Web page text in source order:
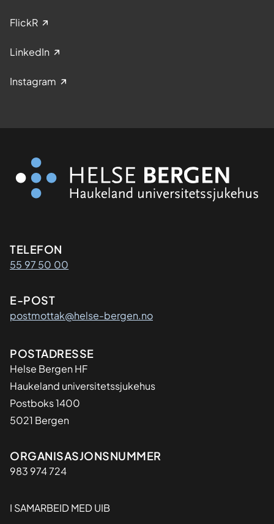
FlickR
LinkedIn
Instagram
Kontaktinformasjon
TELEFON
55 97 50 00
E-POST
postmottak@helse-bergen.no
Adresse
POSTADRESSE
Helse Bergen HF
Haukeland universitetssjukehus
Postboks 1400
5021 Bergen
Organisasjon
ORGANISASJONSNUMMER
983 974 724
I SAMARBEID MED UIB